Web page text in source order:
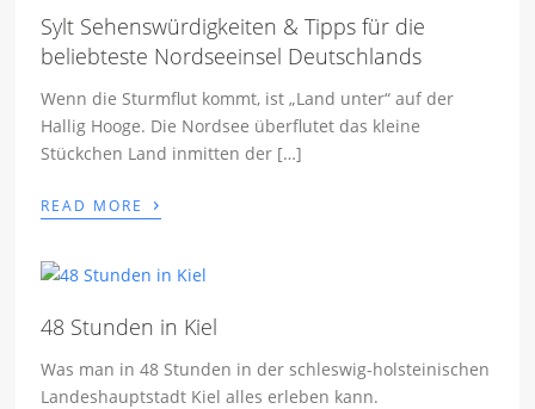
Sylt Sehenswürdigkeiten & Tipps für die
beliebteste Nordseeinsel Deutschlands
Wenn die Sturmflut kommt, ist „Land unter“ auf der
Hallig Hooge. Die Nordsee überflutet das kleine
Stückchen Land inmitten der […]
READ MORE ›
48 Stunden in Kiel
Was man in 48 Stunden in der schleswig-holsteinischen
Landeshauptstadt Kiel alles erleben kann.